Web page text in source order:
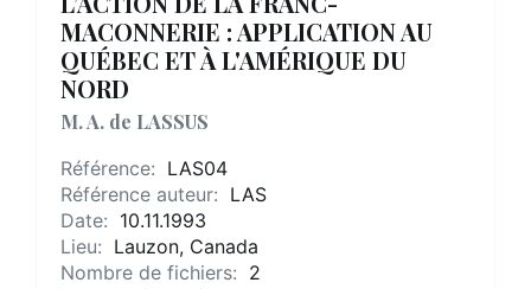
MACONNERIE : APPLICATION AU
QUÉBEC ET À L'AMÉRIQUE DU
NORD
M. A. de LASSUS
Référence: LAS04
Référence auteur: LAS
Date: 10.11.1993
Lieu: Lauzon, Canada
Nombre de fichiers: 2